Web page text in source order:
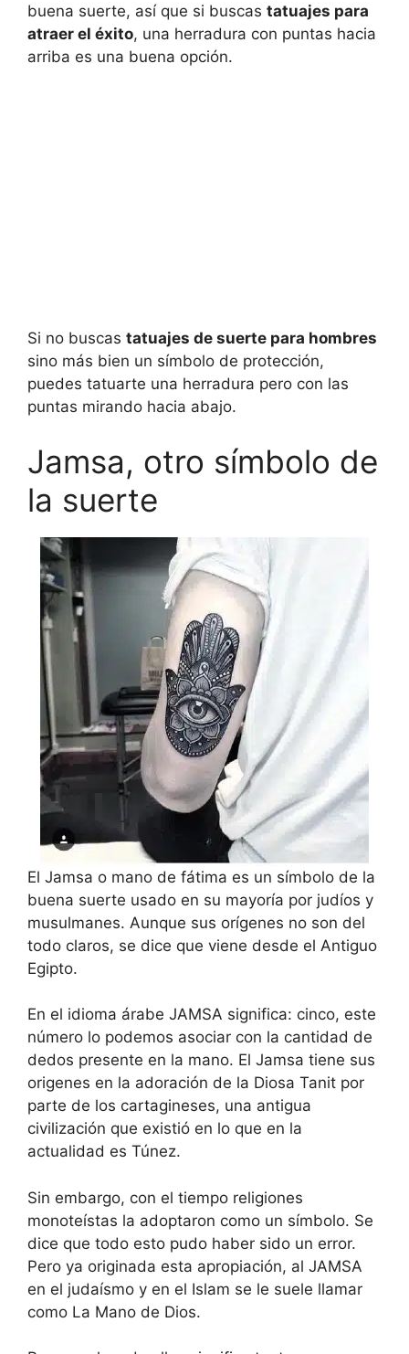
buena suerte, así que si buscas tatuajes para
atraer el éxito, una herradura con puntas hacia
arriba es una buena opción.
Si no buscas tatuajes de suerte para hombres
sino más bien un símbolo de protección,
puedes tatuarte una herradura pero con las
puntas mirando hacia abajo.
Jamsa, otro símbolo de
la suerte
El Jamsa o mano de fátima es un símbolo de la
buena suerte usado en su mayoría por judíos y
musulmanes. Aunque sus orígenes no son del
todo claros, se dice que viene desde el Antiguo
Egipto.
En el idioma árabe JAMSA significa: cinco, este
número lo podemos asociar con la cantidad de
dedos presente en la mano. El Jamsa tiene sus
origenes en la adoración de la Diosa Tanit por
parte de los cartagineses, una antigua
civilización que existió en lo que en la
actualidad es Túnez.
Sin embargo, con el tiempo religiones
monoteístas la adoptaron como un símbolo. Se
dice que todo esto pudo haber sido un error.
Pero ya originada esta apropiación, al JAMSA
en el judaísmo y en el Islam se le suele llamar
como La Mano de Dios.